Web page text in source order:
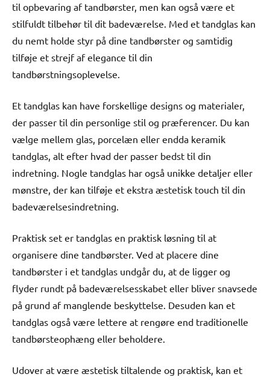
til opbevaring af tandbørster, men kan også være et
stilfuldt tilbehør til dit badeværelse. Med et tandglas kan
du nemt holde styr på dine tandbørster og samtidig
tilføje et strejf af elegance til din
tandbørstningsoplevelse.
Et tandglas kan have forskellige designs og materialer,
der passer til din personlige stil og præferencer. Du kan
vælge mellem glas, porcelæn eller endda keramik
tandglas, alt efter hvad der passer bedst til din
indretning. Nogle tandglas har også unikke detaljer eller
mønstre, der kan tilføje et ekstra æstetisk touch til din
badeværelsesindretning.
Praktisk set er tandglas en praktisk løsning til at
organisere dine tandbørster. Ved at placere dine
tandbørster i et tandglas undgår du, at de ligger og
flyder rundt på badeværelsesskabet eller bliver snavsede
på grund af manglende beskyttelse. Desuden kan et
tandglas også være lettere at rengøre end traditionelle
tandbørsteophæng eller beholdere.
Udover at være æstetisk tiltalende og praktisk, kan et